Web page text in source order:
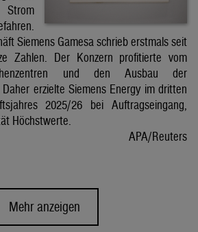
Siemens Gamesa schrieb erstmals seit
Zahlen. Der Konzern profitierte vom
und den Ausbau der
erzielte Siemens Energy im dritten
2025/26 bei Auftragseingang,
Höchstwerte.
APA/Reuters
Mehr anzeigen